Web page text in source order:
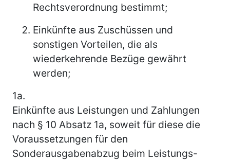
Rechtsverordnung bestimmt;
Einkünfte aus Zuschüssen und
sonstigen Vorteilen, die als
wiederkehrende Bezüge gewährt
werden;
1a.
Einkünfte aus Leistungen und Zahlungen
nach § 10 Absatz 1a, soweit für diese die
Voraussetzungen für den
Sonderausgabenabzug beim Leistungs-